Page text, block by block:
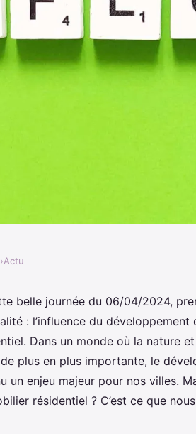
t-il
›Actu
belle journée du 06/04/2024,
: l’influence du
Dans un monde où la nature
plus en plus importante, le
un enjeu majeur pour nos villes.
résidentiel ? C’est ce que